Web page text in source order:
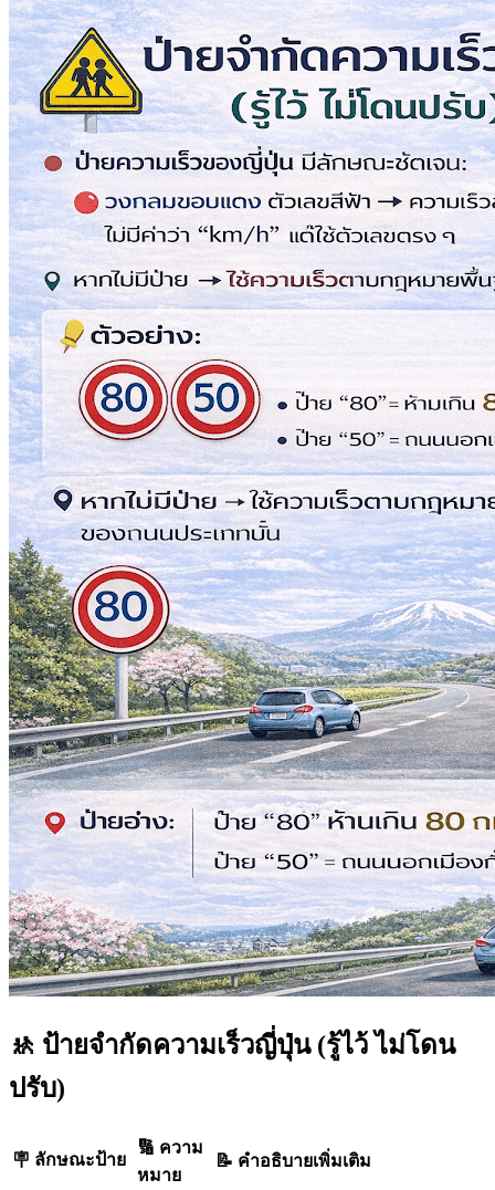
🚸 ป้ายจำกัดความเร็วญี่ปุ่น (รู้ไว้ ไม่โดน
ปรับ)
🪧 ลักษณะป้าย
🔢 ความ
หมาย
📝 คำอธิบายเพิ่มเติม